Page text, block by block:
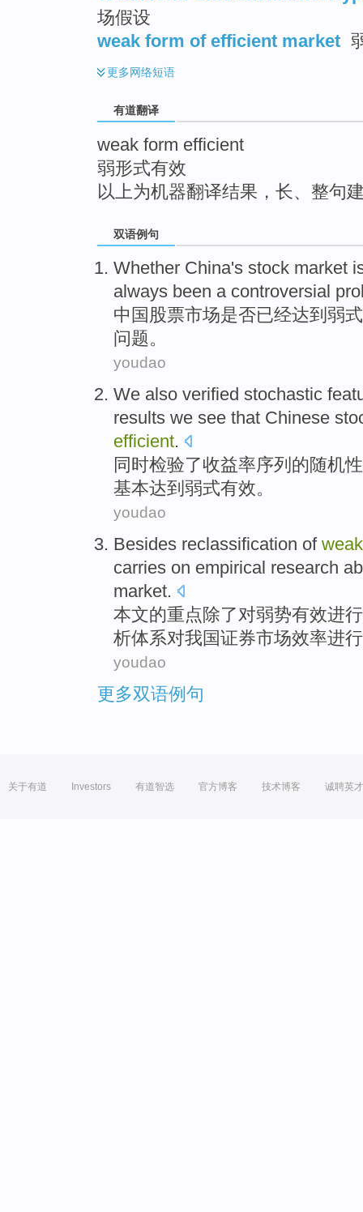
场假设
weak form of efficient market
更多网络短语
有道翻译
weak form efficient
弱形式有效
以上为机器翻译结果，长、整句
双语例句
Whether China's stock market
always been a controversial
中国 股票市场是否已经达到弱式
问题。
youdao
We also verified stochastic
results we see that Chinese
efficient.
同时检验了收益率序列 的随机性
基本达到 弱式有效。
youdao
Besides reclassification of
carries on empirical research
market.
本文的重点除了对弱势有效进行
析体系对我国证券市场效率进
youdao
更多双语例句
关于有道 Investors 有道智选 官方博客 技术博客 诚聘英才